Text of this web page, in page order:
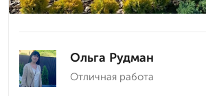
Ольга Рудман
Отличная работа